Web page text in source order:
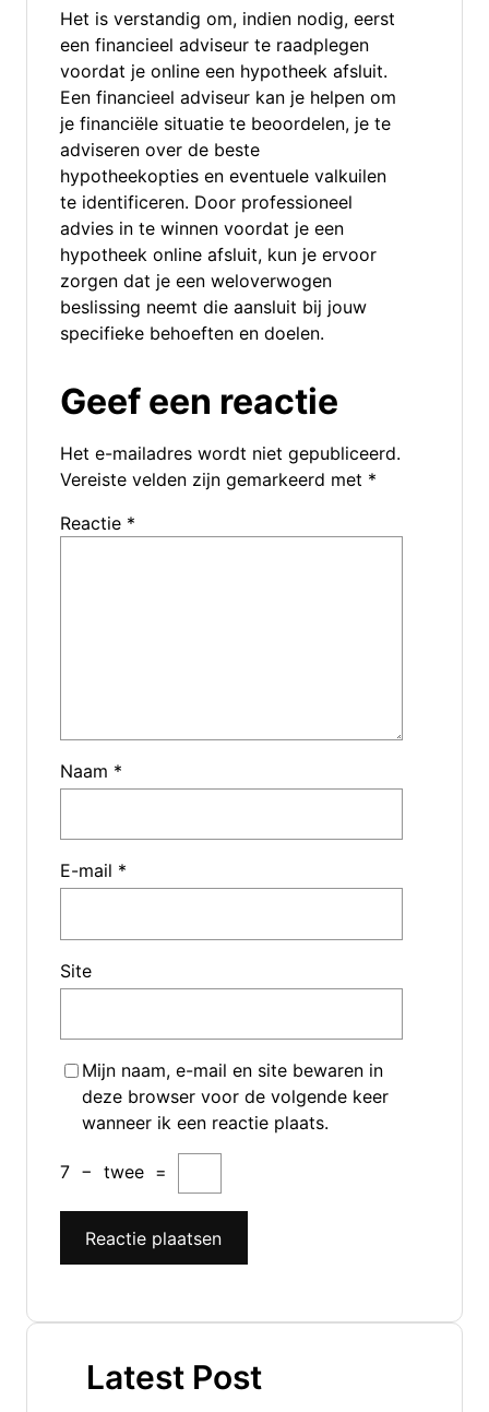
Het is verstandig om, indien nodig, eerst
een financieel adviseur te raadplegen
voordat je online een hypotheek afsluit.
Een financieel adviseur kan je helpen om
je financiële situatie te beoordelen, je te
adviseren over de beste
hypotheekopties en eventuele valkuilen
te identificeren. Door professioneel
advies in te winnen voordat je een
hypotheek online afsluit, kun je ervoor
zorgen dat je een weloverwogen
beslissing neemt die aansluit bij jouw
specifieke behoeften en doelen.
Geef een reactie
Het e-mailadres wordt niet gepubliceerd.
Vereiste velden zijn gemarkeerd met *
Reactie *
Naam *
E-mail *
Site
Mijn naam, e-mail en site bewaren in
deze browser voor de volgende keer
wanneer ik een reactie plaats.
7 − twee =
Latest Post